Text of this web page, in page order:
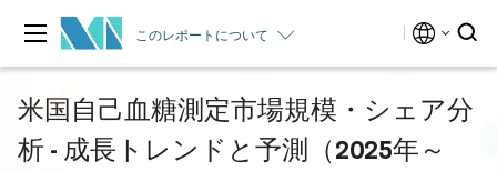
このレポートについて
米国自己血糖測定市場規模・シェア分
析 - 成長トレンドと予測（2025年～